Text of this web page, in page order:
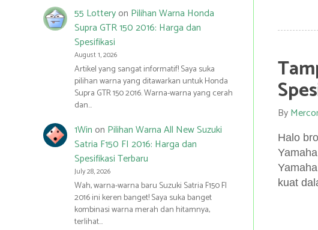
By
Halo
kuat
55 Lotteryon Pilihan Warna Honda
Supra GTR 150 2016: Harga dan
Spesifikasi
August 1, 2026
Artikel yang sangat informatif! Saya suka
pilihan warna yang ditawarkan untuk Honda
Supra GTR 150 2016. Warna-warna yang cerah
dan…
1Winon Pilihan Warna All New Suzuki
Satria F150 FI 2016: Harga dan
Spesifikasi Terbaru
July 28, 2026
Wah, warna-warna baru Suzuki Satria F150 FI
2016 ini keren banget! Saya suka banget
kombinasi warna merah dan hitamnya,
terlihat…